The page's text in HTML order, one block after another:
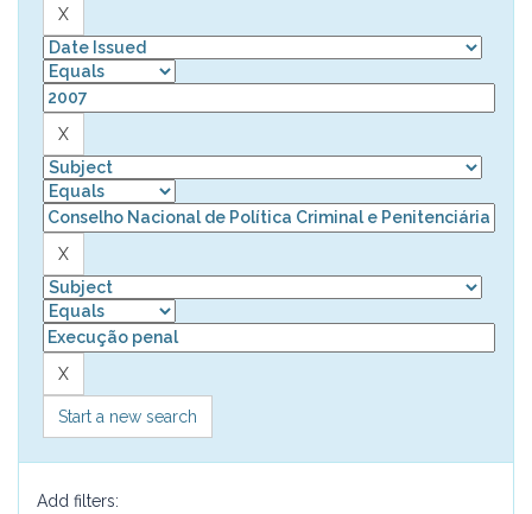
Start a new search
Add filters: